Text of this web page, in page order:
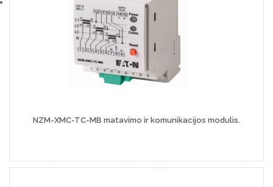
NZM-XMC-TC-MB matavimo ir komunikacijos modulis.